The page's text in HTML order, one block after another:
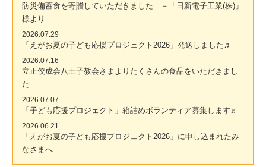
防災備蓄食を寄贈していただきました －「日新電子工業(株)」
様より
2026.07.29
「えがお夏の子ども応援プロジェクト2026」発送しました♬
2026.07.16
立正佼成会八王子教会さまよりたくさんの食品をいただきまし
た
2026.07.07
「子ども応援プロジェクト」箱詰めボランティア募集します♬
2026.06.21
「えがお夏の子ども応援プロジェクト2026」に申し込まれたみ
なさまへ